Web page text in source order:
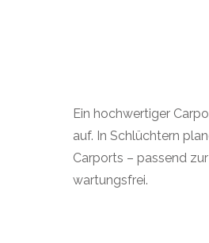
Ein hochwertiger
auf. In Schlüchtern
Carports – passend
wartungsfrei.